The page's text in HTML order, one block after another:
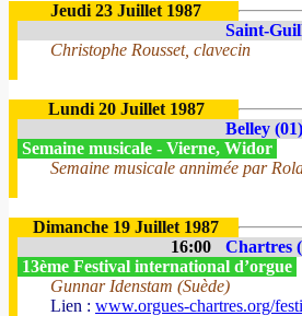
Jeudi 23 Juillet 1987
Saint-
Christophe Rousset, clavecin
Lundi 20 Juillet 1987
Belley
Semaine musicale - Vierne, Widor
Semaine musicale annimée par
Dimanche 19 Juillet 1987
16:00
Chartres
13ème Festival international d’orgue
Gunnar Idenstam (Suède)
Lien : www.orgues-chartres.org/